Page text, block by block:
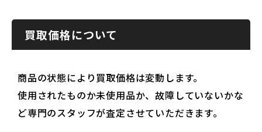
買取価格について
商品の状態により買取価格は変動します。
使用されたものか未使用品か、故障していないかな
ど専門のスタッフが査定させていただきます。